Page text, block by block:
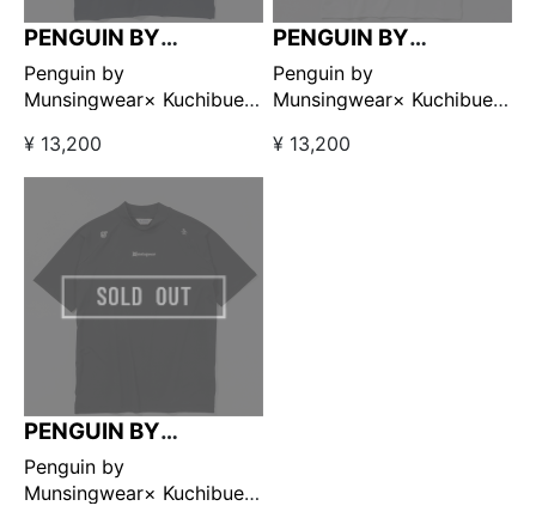
PENGUIN BY
MUNSINGWEAR
Penguin by
Munsingwear× Kuchibue
ック ネイビー【GO/LOOK!
限定販売】
¥ 13,200
PENGUIN BY
MUNSINGWEAR
Penguin by
Munsingwear× Kuchibue
ック ホワイト【GO/LOOK!
¥ 13,200
PENGUIN BY
MUNSINGWEAR
Penguin by
Munsingwear× Kuchibue